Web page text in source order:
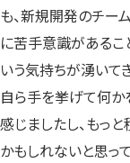
も、新規開発のチー
に苦手意識があるこ
いう気持ちが湧いて
自ら手を挙げて何か
感じましたし、もっ
かもしれないと思って